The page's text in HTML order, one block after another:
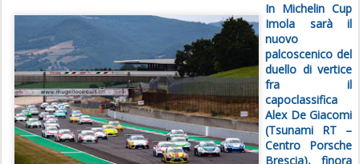
In Michelin Cup
Imola sarà il
nuovo
palcoscenico del
duello di vertice
fra il
capoclassifica
Alex De Giacomi
(Tsunami RT –
Centro Porsche
Brescia), finora